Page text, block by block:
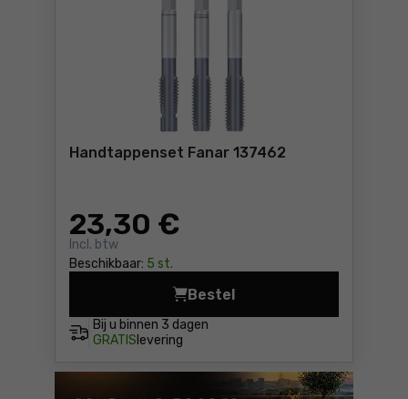
Handtappenset Fanar 137462
23,30 €
Incl. btw
Beschikbaar: 5 st.
Bij u binnen 3 dagen
GRATIS levering
Bestel
Handtappenset Fanar